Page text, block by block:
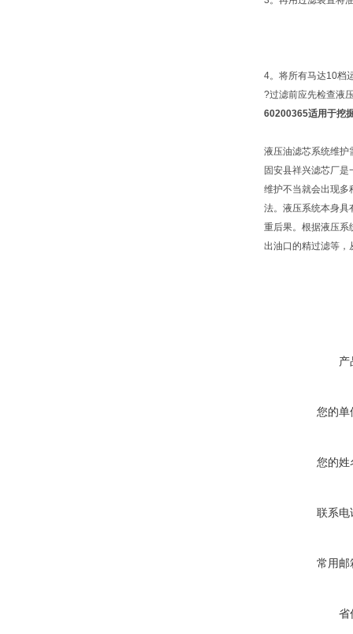
4。将所有马达10档
?过滤前应先检查液
60200365适用于挖
液压油滤芯系统维护
固安县祥兴滤芯厂
维护不当就会出现多
法。液压系统本身具
重后果。根据液压系
出油口的精过滤等，
产
您的单
您的姓
联系电
常用邮
省